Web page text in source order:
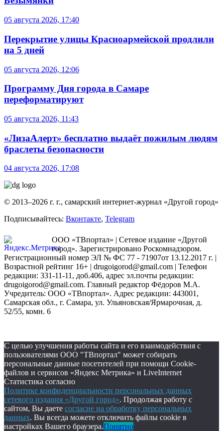
05 августа 2026, 17:40
Перекрытие улицы Красноармейской продлили
на 5 дней
05 августа 2026, 12:06
Программу Дня города в Самаре
переформатируют
05 августа 2026, 11:43
«ЛизаАлерт» бесплатно выдаёт пожилым людям
браслеты безопасности
04 августа 2026, 17:08
© 2013–2026 г. г., самарский интернет-журнал «Другой город»
Подписывайтесь: Вконтакте, Telegram
ООО «ТВпортал» | Сетевое издание «Другой
город». Зарегистрировано Роскомнадзором.
Регистрационный номер ЭЛ № ФС 77 - 71907от 13.12.2017 г. |
Возрастной рейтинг 16+ | drugoigorod@gmail.com | Телефон
редакции: 331-11-11, доб.406, адрес эл.почты редакции:
drugoigorod@gmail.com. Главный редактор Фёдоров М.А.
Учредитель: ООО «ТВпортал». Адрес редакции: 443001,
Самарская обл., г. Самара, ул. Ульяновская/Ярмарочная, д.
52/55, комн. 6
С целью улучшения работы сайта и его взаимодействия с
пользователями ООО "ТВпортал" может собирать
персональные данные посетителей при помощи Cookie-
файлов и сервисов «Яндекс Метрика» и LiveInternet
Статистика согласно
Политике конфиденциальности персональных данных
сетевого издания «Другой город». Продолжая работу с
сайтом, Вы даете согласие на обработку персональных
данных. Вы всегда можете отключить файлы cookie в
настройках Вашего браузера.Понятно